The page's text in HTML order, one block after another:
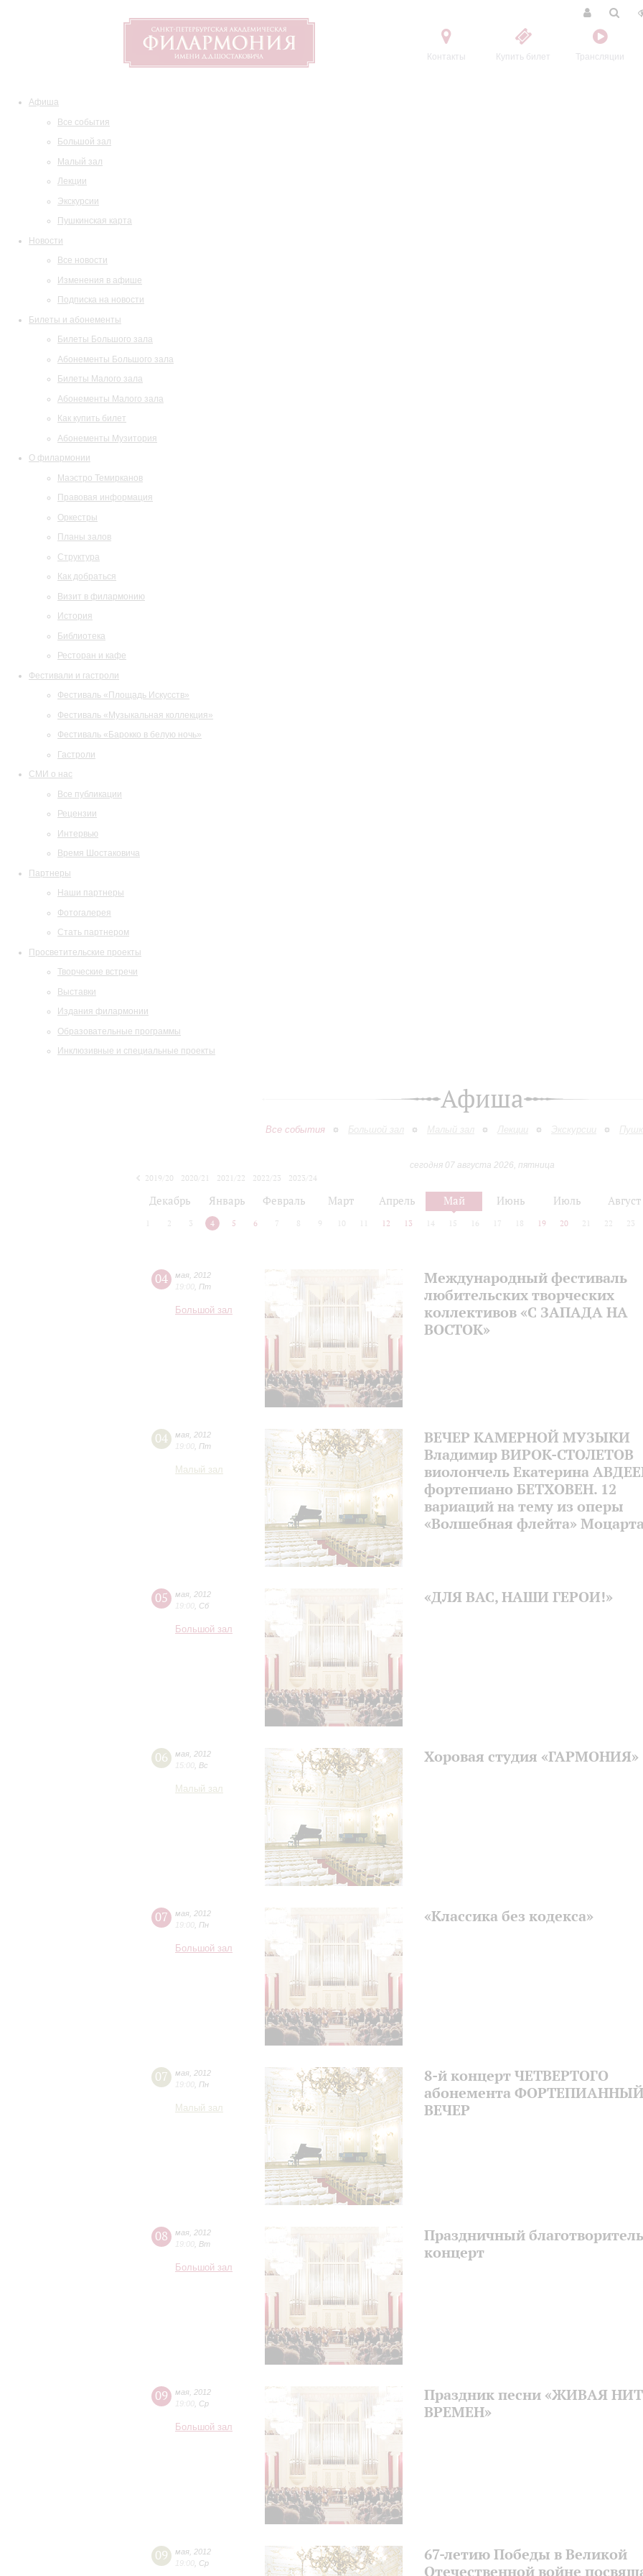
Контакты Купить билет Трансляции
Афиша
Все события
Большой зал
Малый зал
Лекции
Экскурсии
Пушкинская карта
Новости
Все новости
Изменения в афише
Подписка на новости
Билеты и абонементы
Билеты Большого зала
Абонементы Большого зала
Билеты Малого зала
Абонементы Малого зала
Как купить билет
Абонементы Музитория
О филармонии
Маэстро Темирканов
Правовая информация
Оркестры
Планы залов
Структура
Как добраться
Визит в филармонию
История
Библиотека
Ресторан и кафе
Фестивали и гастроли
Фестиваль «Площадь Искусств»
Фестиваль «Музыкальная коллекция»
Фестиваль «Барокко в белую ночь»
Гастроли
СМИ о нас
Все публикации
Рецензии
Интервью
Время Шостаковича
Партнеры
Наши партнеры
Фотогалерея
Стать партнером
Просветительские проекты
Творческие встречи
Выставки
Издания филармонии
Образовательные программы
Инклюзивные и специальные проекты
Афиша
Все события Большой зал Малый зал Лекции Экскурсии
сегодня 07 августа 2026, пятница
2019/20
2020/21 2021/22 2022/23
2023/24
Декабрь Январь Февраль Март Апрель Май Июнь Июль Август
2 3 4 5 6 7 8 9 10 12 13 14 15 16 17 18 19 20 21 22 23
04 мая 2012
19:00 Пт
Большой зал
Международный фестиваль
любительских творческих
коллективов «С ЗАПАДА НА
ВОСТОК»
04 мая 2012
19:00 Пт
Малый зал
ВЕЧЕР КАМЕРНОЙ МУЗЫКИ
Владимир ВИРОК-СТОЛЕТОВ
виолончель Екатерина
фортепиано БЕТХОВЕН. 12
вариаций на тему из оперы
«Волшебная флейта»
05 мая 2012
19:00 Сб
Большой зал
«ДЛЯ ВАС, НАШИ ГЕРОИ!»
06 мая 2012
15:00 Вс
Малый зал
Хоровая студия «ГАРМОНИЯ»
07 мая 2012
19:00 Пн
Большой зал
«Классика без кодекса»
07 мая 2012
19:00 Пн
Малый зал
8-й концерт ЧЕТВЕРТОГО
абонемента ФОРТЕПИАННЫЙ
ВЕЧЕР
08 мая 2012
19:00 Вт
Большой зал
Праздничный
концерт
09 мая 2012
19:00 Ср
Большой зал
Праздник песни «ЖИВАЯ
ВРЕМЕН»
09 мая 2012
19:00 Ср
67-летию Победы в Великой
Отечественной войне